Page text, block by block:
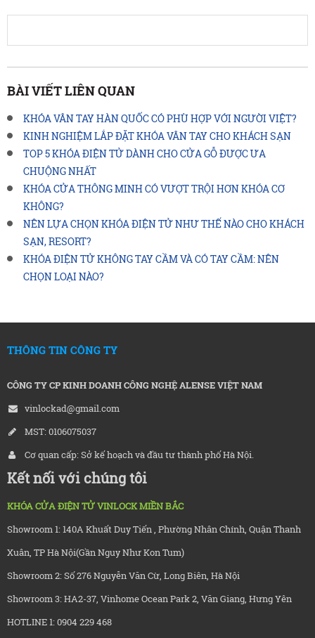
BÀI VIẾT LIÊN QUAN
KHÓA VÂN TAY HÀN QUỐC CÓ PHÙ HỢP VỚI NGƯỜI VIỆT?
KINH NGHIỆM LẮP ĐẶT KHÓA VÂN TAY CHO KHÁCH SẠN
TOP 5 KHÓA ĐIỆN TỬ DÀNH CHO CỬA GỖ ĐƯỢC ƯA
CHUỘNG NHẤT
KHÓA CỬA THÔNG MINH CÓ VƯỢT TRỘI HƠN KHÓA CƠ
KHÔNG?
NÊN LỰA CHỌN KHÓA ĐIỆN TỬ NHƯ THẾ NÀO CHO KHÁCH
SẠN, RESORT?
KHÓA ĐIỆN TỬ KHÔNG TAY CẦM VÀ CÓ TAY CẦM: NÊN
CHỌN LOẠI NÀO?
THÔNG TIN CÔNG TY
CÔNG TY CP KINH DOANH CÔNG NGHỆ ALENSE VIỆT NAM
vinlockad@gmail.com
MST: 0106075037
Cơ quan cấp: Sở kế hoạch và đầu tư thành phố Hà Nội.
Kết nối với chúng tôi
KHÓA CỬA ĐIỆN TỬ VINLOCK MIỀN BẮC
Showroom 1: 140A Khuất Duy Tiến , Phường Nhân Chính, Quận Thanh
Xuân, TP Hà Nội(Gần Nguy Như Kon Tum)
Showroom 2: Số 276 Nguyễn Văn Cừ, Long Biên, Hà Nội
Showroom 3: HA2-37, Vinhome Ocean Park 2, Văn Giang, Hưng Yên
HOTLINE 1: 0904 229 468